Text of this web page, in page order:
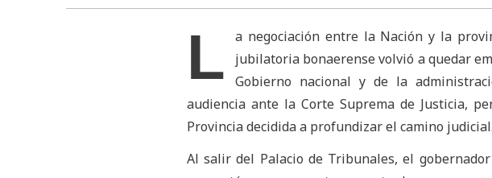
L
a negociación entre la Nación y la
jubilatoria bonaerense volvió a quedar
Gobierno nacional y de la
audiencia ante la Corte Suprema de Justicia,
Provincia decidida a profundizar el camino judicial.
Al salir del Palacio de Tribunales, el